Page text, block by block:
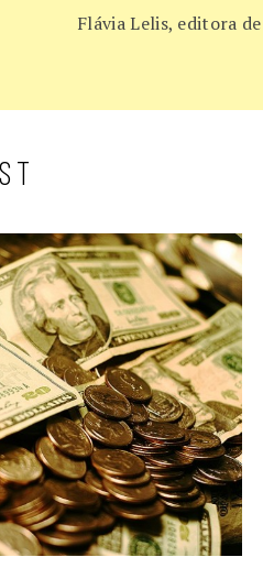
Flávia Lelis, editora